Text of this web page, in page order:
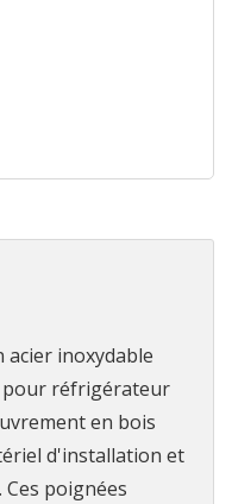
acier inoxydable
pour réfrigérateur
en bois
d'installation et
poignées